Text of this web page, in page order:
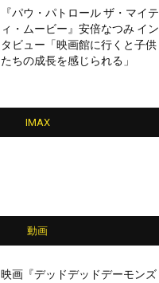
『パウ・パトロール ザ・マイテ
ィ・ムービー』安倍なつみ イン
タビュー「映画館に行くと子供
たちの成長を感じられる」
IMAX
動画
映画『デッドデッドデーモンズ